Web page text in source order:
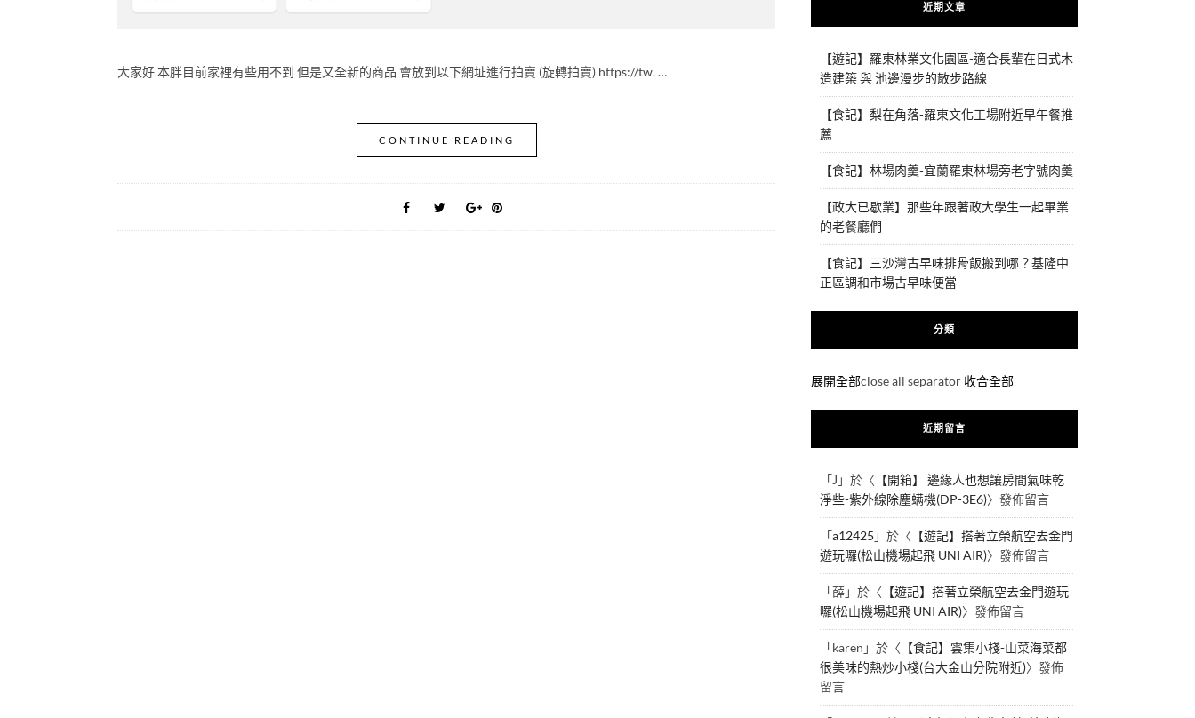
大家好 本胖目前家裡有些用不到 但是又全新的商品 會放到以下網址進行拍賣 (旋轉拍賣) https://tw. …
CONTINUE READING
近期文章
【遊記】羅東林業文化園區-適合長輩在日式木
造建築 與 池邊漫步的散步路線
【食記】梨在角落-羅東文化工場附近早午餐推
薦
【食記】林場肉羹-宜蘭羅東林場旁老字號肉羹
【政大已歇業】那些年跟著政大學生一起畢業
的老餐廳們
【食記】三沙灣古早味排骨飯搬到哪？基隆中
正區調和市場古早味便當
分類
展開全部close all separator 收合全部
近期留言
「J 」於〈 【開箱】 邊緣人也想讓房間氣味乾
淨些-紫外線除塵螨機(DP-3E6)〉發佈留言
「a12425 」於〈 【遊記】搭著立榮航空去金門
遊玩囉(松山機場起飛 UNI AIR)〉發佈留言
「薛」於〈 【遊記】搭著立榮航空去金門遊玩
囉(松山機場起飛 UNI AIR)〉發佈留言
「karen 」於〈 【食記】雲集小棧-山菜海菜都
很美味的熱炒小棧(台大金山分院附近)〉發佈
留言